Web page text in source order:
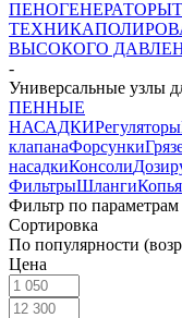
ПЕНОГЕНЕРАТОРЫ
ТЕХНИКА
ВЫСОКОГО
-
Универсальные узлы
ПЕННЫЕ
НАСАДКИРегуляторы
клапанаФорсунки
насадкиКонсоли
ФильтрыШлангиКопья
Фильтр по параметрам
Сортировка
По популярности
Цена